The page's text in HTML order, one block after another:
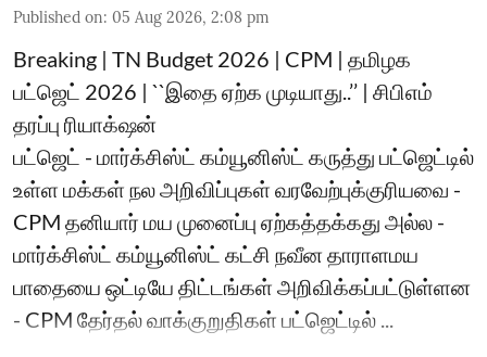
Published on: 05 Aug 2026, 2:08 pm
Breaking | TN Budget 2026 | CPM | தமிழக
பட்ஜெட் 2026 | ``இதை ஏற்க முடியாது..’’ | சிபிஎம்
தரப்பு ரியாக்‌ஷன்
பட்ஜெட் - மார்க்சிஸ்ட் கம்யூனிஸ்ட் கருத்து பட்ஜெட்டில்
உள்ள மக்கள் நல அறிவிப்புகள் வரவேற்புக்குரியவை -
CPM தனியார் மய முனைப்பு ஏற்கத்தக்கது அல்ல -
மார்க்சிஸ்ட் கம்யூனிஸ்ட் கட்சி நவீன தாராளமய
பாதையை ஒட்டியே திட்டங்கள் அறிவிக்கப்பட்டுள்ளன
- CPM தேர்தல் வாக்குறுதிகள் பட்ஜெட்டில் ...